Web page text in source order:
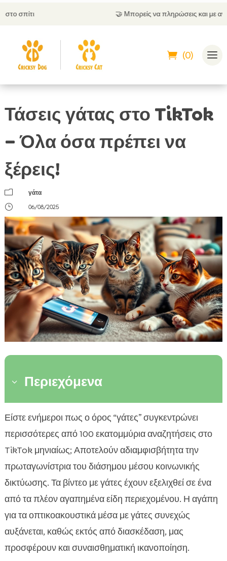
Μπορείς να πληρώσεις και με αντικαταβολή
(0)
Τάσεις γάτας στο TikTok
– Όλα όσα πρέπει να
ξέρεις!
m
γάτα
}
06/08/2025
3 Περιεχόμενα

Δημοφιλέστερα Roll-Over Challenges για
γάτες
Η χρήση της μουσικής στις γατίσιες τάσεις
Οι πιο αστείες γατίσιες στιγμές
 Γατές στον χορό: Οι καλύτερες χορογραφίες
Γατές με κοστούμια: Οι νέες τάσεις
Βίντεο γάτων με υψηλή βαθμολογία: Τα
αγαπημένα του κοινού
DIY παιχνίδια για γάτες: Φτιάξτο μόνος σου
Γάτες και παιδιά: Οι καλύτερες συνεργασίες σε
Είστε ενήμεροι πως ο όρος “γάτες” συγκεντρώνει
περισσότερες από 100 εκατομμύρια αναζητήσεις στο
TikTok μηνιαίως; Αποτελούν αδιαμφισβήτητα την
πρωταγωνίστρια του διάσημου μέσου κοινωνικής
δικτύωσης. Τα βίντεο με γάτες έχουν εξελιχθεί σε ένα
από τα πλέον αγαπημένα είδη περιεχομένου. Η αγάπη
για τα οπτικοακουστικά μέσα με γάτες συνεχώς
αυξάνεται, καθώς εκτός από διασκέδαση, μας
προσφέρουν και συναισθηματική ικανοποίηση.